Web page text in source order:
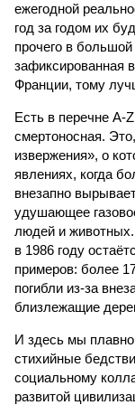
ежегодной
год за годом их
прочего в
зафиксированная
Франции, тому
Есть в перечне A-
смертоносная.
извержения», о
явлениях, когда
внезапно
удушающее
людей и
в 1986 году
примеров: более
погибли из-за
близлежащие
И здесь мы
стихийные
социальному
развитой